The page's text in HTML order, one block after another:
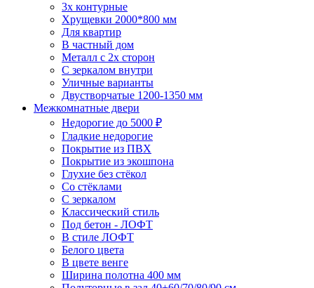
3х контурные
Хрущевки 2000*800 мм
Для квартир
В частный дом
Металл с 2х сторон
С зеркалом внутри
Уличные варианты
Двустворчатые 1200-1350 мм
Межкомнатные двери
Недорогие до 5000 ₽
Гладкие недорогие
Покрытие из ПВХ
Покрытие из экошпона
Глухие без стёкол
Со стёклами
С зеркалом
Классический стиль
Под бетон - ЛОФТ
В стиле ЛОФТ
Белого цвета
В цвете венге
Ширина полотна 400 мм